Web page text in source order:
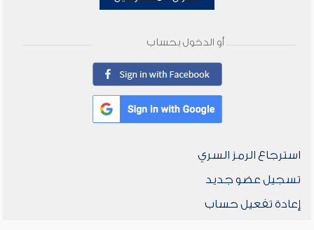
أو الدخول بحساب
استرجاع الرمز السري
تسجيل عضو جديد
إعادة تفعيل حساب